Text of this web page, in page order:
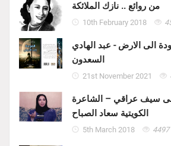
من روائع .. نازك الملائكة
10th February 2018
الى الارض - عبد الهادي
السعدون
21st November 2021
سيف عراقي – الشاعرة
الكويتية سعاد الصباح
5th March 2018 4497